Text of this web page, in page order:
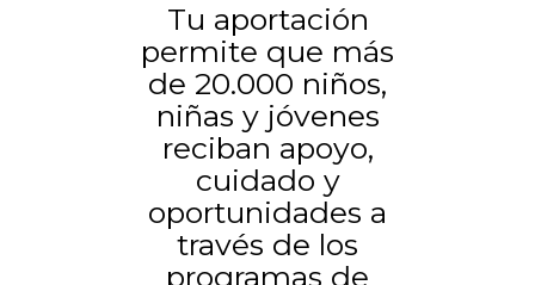
Tu aportación
permite que más
de 20.000 niños,
niñas y jóvenes
reciban apoyo,
cuidado y
oportunidades a
través de los
programas de